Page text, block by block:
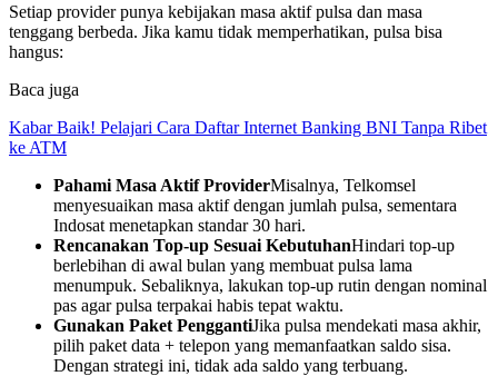
Setiap provider punya kebijakan masa aktif pulsa dan masa
tenggang berbeda. Jika kamu tidak memperhatikan, pulsa bisa
hangus:
Baca juga
Kabar Baik! Pelajari Cara Daftar Internet Banking BNI Tanpa Ribet
ke ATM
Pahami Masa Aktif ProviderMisalnya, Telkomsel
menyesuaikan masa aktif dengan jumlah pulsa, sementara
Indosat menetapkan standar 30 hari.
Rencanakan Top‑up Sesuai KebutuhanHindari top‑up
berlebihan di awal bulan yang membuat pulsa lama
menumpuk. Sebaliknya, lakukan top‑up rutin dengan nominal
pas agar pulsa terpakai habis tepat waktu.
Gunakan Paket PenggantiJika pulsa mendekati masa akhir,
pilih paket data + telepon yang memanfaatkan saldo sisa.
Dengan strategi ini, tidak ada saldo yang terbuang.